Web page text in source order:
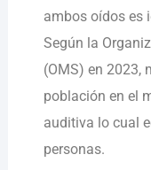
ambos oídos es
Según la
(OMS) en 2023,
población en el
auditiva lo cual
personas.